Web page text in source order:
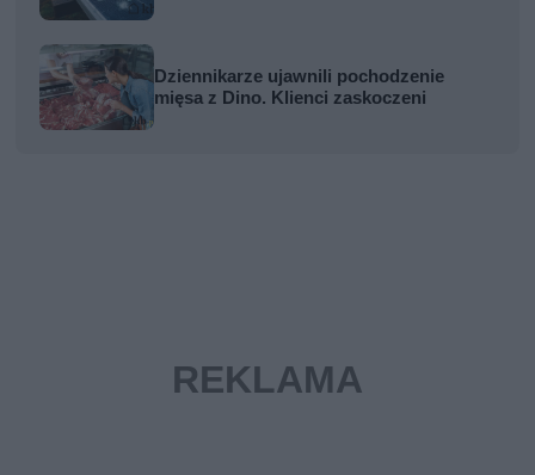
Dziennikarze ujawnili pochodzenie
mięsa z Dino. Klienci zaskoczeni